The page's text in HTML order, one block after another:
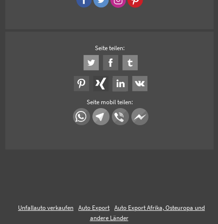
Seite teilen:
Seite mobil teilen:
Unfallauto verkaufen Auto Export
Auto Export Afrika, Osteuropa und
andere Länder